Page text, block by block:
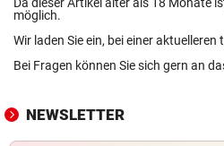
möglich.
Wir laden Sie ein, bei einer
Bei Fragen können Sie sich gern an
NEWSLETTER